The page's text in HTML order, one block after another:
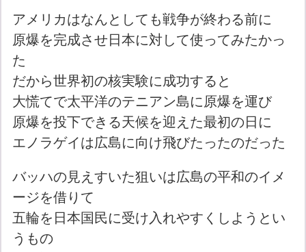
アメリカはなんとしても戦争が終わる前に
原爆を完成させ日本に対して使ってみたかっ
た
だから世界初の核実験に成功すると
大慌てで太平洋のテニアン島に原爆を運び
原爆を投下できる天候を迎えた最初の日に
エノラゲイは広島に向け飛びたったのだった
バッハの見えすいた狙いは広島の平和のイメ
ージを借りて
五輪を日本国民に受け入れやすくしようとい
うもの